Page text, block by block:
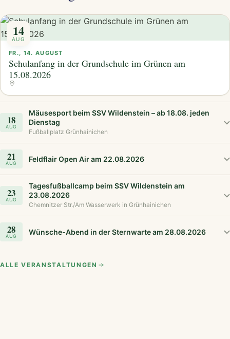
14
AUG
FR., 14. AUGUST
Schulanfang in der Grundschule im Grünen am
15.08.2026
18
AUG
Mäusesport beim SSV Wildenstein – ab 18.08. jeden
Dienstag
Fußballplatz Grünhainichen
21
AUG Feldflair Open Air am 22.08.2026
23
AUG
Tagesfußballcamp beim SSV Wildenstein am
23.08.2026
Chemnitzer Str./Am Wasserwerk in Grünhainichen
28
AUG Wünsche-Abend in der Sternwarte am 28.08.2026
ALLE VERANSTALTUNGEN